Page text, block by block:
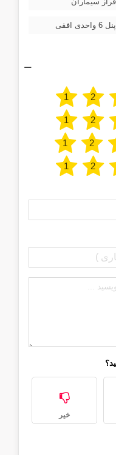
پنل 6 واحدی افقی
خیر